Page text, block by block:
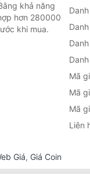
khả năng
hơn 280000
khi mua.
Mã
Mã
Mã
Liên
Giá, Giá Coin